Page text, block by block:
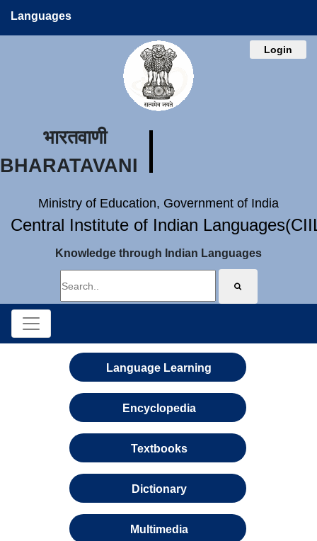
Languages
Login
भारतवाणी
BHARATAVANI
Ministry of Education, Government of India
Central Institute of Indian
Knowledge through Indian Languages
Language Learning
Encyclopedia
Textbooks
Dictionary
Multimedia